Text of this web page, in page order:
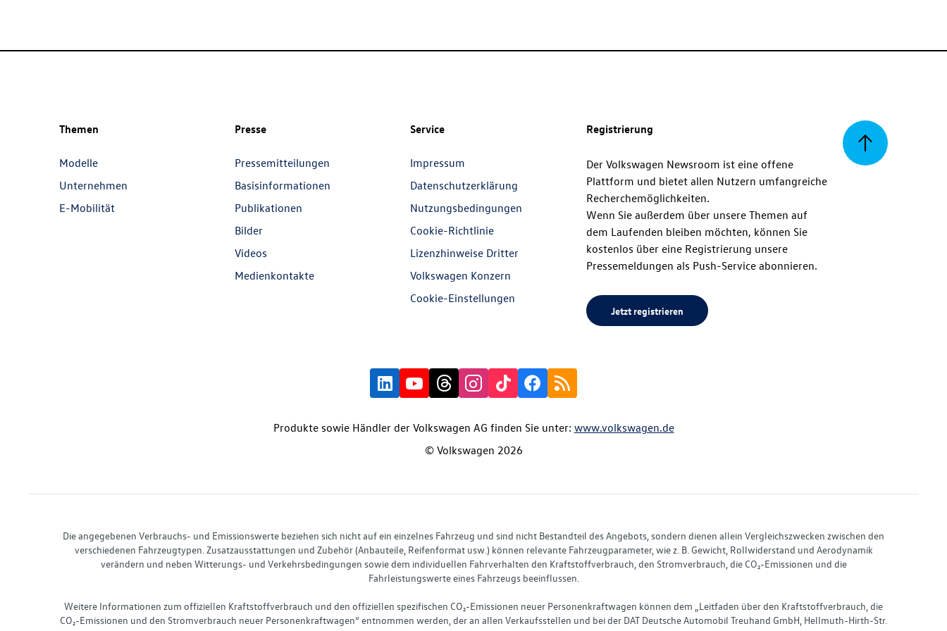
Zurück
Themen
Modelle
Unternehmen
E-Mobilität
Presse
Pressemitteilungen
Basisinformationen
Publikationen
Bilder
Videos
Medienkontakte
Service
Impressum
Datenschutzerklärung
Nutzungsbedingungen
Cookie-Richtlinie
Lizenzhinweise Dritter
Volkswagen Konzern
Cookie-Einstellungen
Registrierung
Der Volkswagen Newsroom ist eine offene
Plattform und bietet allen Nutzern umfangreiche
Recherchemöglichkeiten.
Wenn Sie außerdem über unsere Themen auf
dem Laufenden bleiben möchten, können Sie
kostenlos über eine Registrierung unsere
Pressemeldungen als Push-Service abonnieren.
Jetzt registrieren
Produkte sowie Händler der Volkswagen AG finden Sie unter: www.volkswagen.de
© Volkswagen 2026
Die angegebenen Verbrauchs- und Emissionswerte beziehen sich nicht auf ein einzelnes Fahrzeug und sind nicht Bestandteil des Angebots, sondern dienen allein Vergleichszwecken zwischen den
verschiedenen Fahrzeugtypen. Zusatzausstattungen und Zubehör (Anbauteile, Reifenformat usw.) können relevante Fahrzeugparameter, wie z. B. Gewicht, Rollwiderstand und Aerodynamik
verändern und neben Witterungs- und Verkehrsbedingungen sowie dem individuellen Fahrverhalten den Kraftstoffverbrauch, den Stromverbrauch, die CO₂-Emissionen und die
Fahrleistungswerte eines Fahrzeugs beeinflussen.
Weitere Informationen zum offiziellen Kraftstoffverbrauch und den offiziellen spezifischen CO₂-Emissionen neuer Personenkraftwagen können dem „Leitfaden über den Kraftstoffverbrauch, die
CO₂-Emissionen und den Stromverbrauch neuer Personenkraftwagen“ entnommen werden, der an allen Verkaufsstellen und bei der DAT Deutsche Automobil Treuhand GmbH, Hellmuth-Hirth-Str.